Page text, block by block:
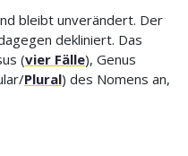
bleibt unverändert. Der
dekliniert. Das
(vier Fälle), Genus
Plural) des Nomens an,